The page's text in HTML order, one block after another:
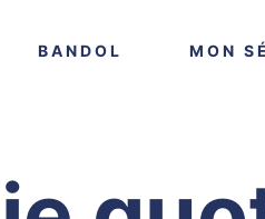
BANDOL VOIR PLUS
MON